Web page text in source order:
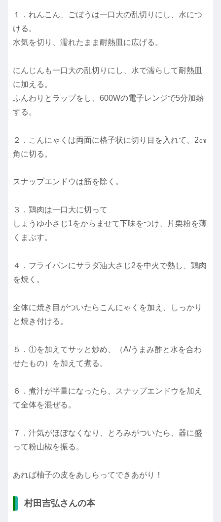
１．れんこん、ごぼうは一口大の乱切りにし、水につ
ける。
水気を切り、濡れたまま耐熱皿に広げる。
にんじんも一口大の乱切りにし、水で濡らして耐熱皿
に加える。
ふんわりとラップをし、600Wの電子レンジで5分加熱
する。
２．こんにゃくは両面に格子状に切り目を入れて、2㎝
角に切る。
スナップエンドウは筋を除く。
３．鶏肉は一口大に切って
しょうゆ小さじ1をからませて下味をつけ、片栗粉を薄
くまぶす。
４．フライパンにサラダ油大さじ2を中火で熱し、鶏肉
を焼く。
全体に焼き目がついたらこんにゃくを加え、しっかり
と焼き付ける。
５．①を加えてサッと炒め、（A/うまみ酢と水を合わ
せたもの）を加えて煮る。
６．煮汁が半量になったら、スナップエンドウを加え
て全体を混ぜる。
７．汁気がほぼなくなり、とろみがついたら、器に盛
って粉山椒を振る。
あれば柚子の皮をあしらってできあがり！
村田吉弘さんの本